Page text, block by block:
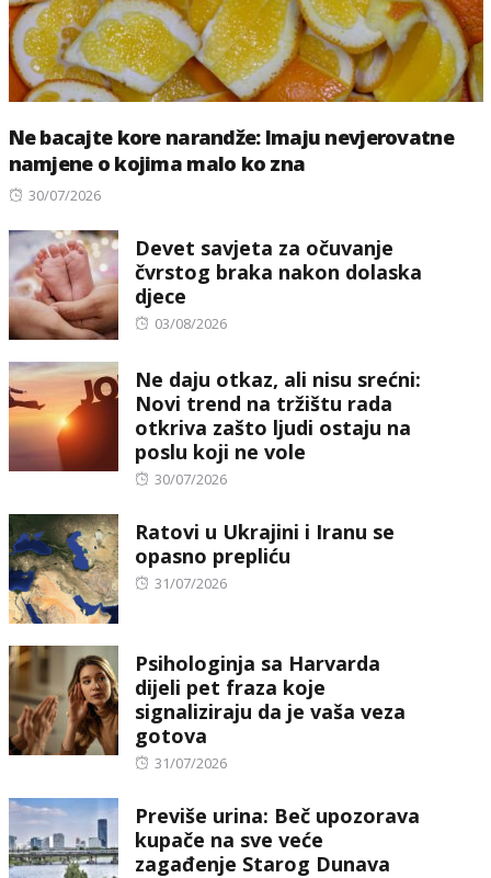
Ne bacajte kore narandže: Imaju nevjerovatne
namjene o kojima malo ko zna
Posted
30/07/2026
Devet savjeta za očuvanje
čvrstog braka nakon dolaska
djece
Posted
03/08/2026
Ne daju otkaz, ali nisu srećni:
Novi trend na tržištu rada
otkriva zašto ljudi ostaju na
poslu koji ne vole
Posted
30/07/2026
Ratovi u Ukrajini i Iranu se
opasno prepliću
Posted
31/07/2026
Psihologinja sa Harvarda
dijeli pet fraza koje
signaliziraju da je vaša veza
gotova
Posted
31/07/2026
Previše urina: Beč upozorava
kupače na sve veće
zagađenje Starog Dunava